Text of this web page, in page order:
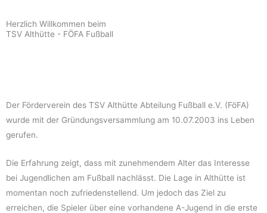
Herzlich Willkommen beim
TSV Althütte - FÖFA Fußball
Der Förderverein des TSV Althütte Abteilung Fußball e.V. (FöFA)
wurde mit der Gründungsversammlung am 10.07.2003 ins Leben
gerufen.
Die Erfahrung zeigt, dass mit zunehmendem Alter das Interesse
bei Jugendlichen am Fußball nachlässt. Die Lage in Althütte ist
momentan noch zufriedenstellend. Um jedoch das Ziel zu
erreichen, die Spieler über eine vorhandene A-Jugend in die erste